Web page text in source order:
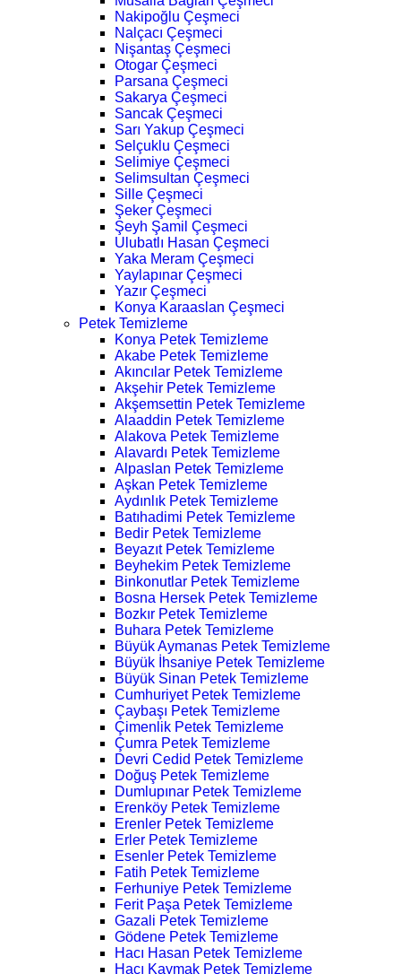
Nakipoğlu Çeşmeci
Nalçacı Çeşmeci
Nişantaş Çeşmeci
Otogar Çeşmeci
Parsana Çeşmeci
Sakarya Çeşmeci
Sancak Çeşmeci
Sarı Yakup Çeşmeci
Selçuklu Çeşmeci
Selimiye Çeşmeci
Selimsultan Çeşmeci
Sille Çeşmeci
Şeker Çeşmeci
Şeyh Şamil Çeşmeci
Ulubatlı Hasan Çeşmeci
Yaka Meram Çeşmeci
Yaylapınar Çeşmeci
Yazır Çeşmeci
Konya Karaaslan Çeşmeci
Petek Temizleme
Konya Petek Temizleme
Akabe Petek Temizleme
Akıncılar Petek Temizleme
Akşehir Petek Temizleme
Akşemsettin Petek Temizleme
Alaaddin Petek Temizleme
Alakova Petek Temizleme
Alavardı Petek Temizleme
Alpaslan Petek Temizleme
Aşkan Petek Temizleme
Aydınlık Petek Temizleme
Batıhadimi Petek Temizleme
Bedir Petek Temizleme
Beyazıt Petek Temizleme
Beyhekim Petek Temizleme
Binkonutlar Petek Temizleme
Bosna Hersek Petek Temizleme
Bozkır Petek Temizleme
Buhara Petek Temizleme
Büyük Aymanas Petek Temizleme
Büyük İhsaniye Petek Temizleme
Büyük Sinan Petek Temizleme
Cumhuriyet Petek Temizleme
Çaybaşı Petek Temizleme
Çimenlik Petek Temizleme
Çumra Petek Temizleme
Devri Cedid Petek Temizleme
Doğuş Petek Temizleme
Dumlupınar Petek Temizleme
Erenköy Petek Temizleme
Erenler Petek Temizleme
Erler Petek Temizleme
Esenler Petek Temizleme
Fatih Petek Temizleme
Ferhuniye Petek Temizleme
Ferit Paşa Petek Temizleme
Gazali Petek Temizleme
Gödene Petek Temizleme
Hacı Hasan Petek Temizleme
Hacı Kaymak Petek Temizleme